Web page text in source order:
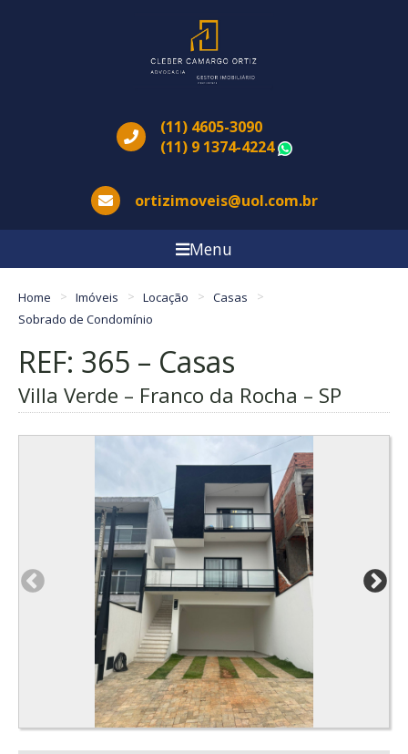
(11) 4605-3090
(11) 9 1374-4224
ortizimoveis@uol.com.br
Menu
Home Imóveis Locação
Casas
Sobrado de Condomínio
REF: 365 – Casas
Villa Verde – Franco da Rocha – SP